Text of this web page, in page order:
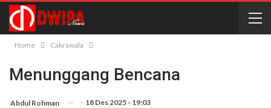
Home Cakrawala
Menunggang Bencana
Abdul Rohman - 18 Des 2025 - 19:03